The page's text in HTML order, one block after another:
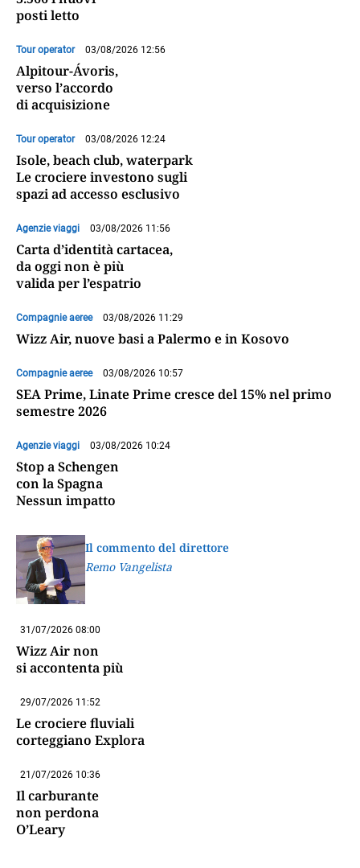
posti letto
Tour operator 03/08/2026 12:56
Alpitour-Ávoris,
verso l’accordo
di acquisizione
Tour operator 03/08/2026 12:24
Isole, beach club, waterpark
Le crociere investono sugli
spazi ad accesso esclusivo
Agenzie viaggi 03/08/2026 11:56
Carta d’identità cartacea,
da oggi non è più
valida per l’espatrio
Compagnie aeree 03/08/2026 11:29
Wizz Air, nuove basi a Palermo e in Kosovo
Compagnie aeree 03/08/2026 10:57
SEA Prime, Linate Prime cresce del 15% nel primo
semestre 2026
Agenzie viaggi 03/08/2026 10:24
Stop a Schengen
con la Spagna
Nessun impatto
Il commento del direttore
Remo Vangelista
31/07/2026 08:00
Wizz Air non
si accontenta più
29/07/2026 11:52
Le crociere fluviali
corteggiano Explora
21/07/2026 10:36
Il carburante
non perdona
O’Leary